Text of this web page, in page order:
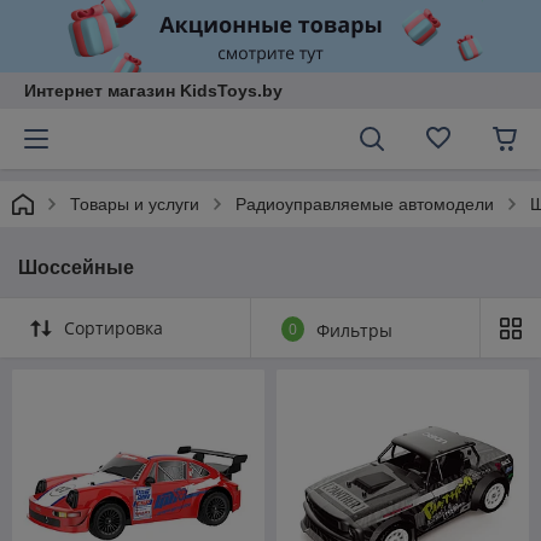
Интернет магазин KidsToys.by
Товары и услуги Радиоуправляемые автомодели
Шоссейные
Сортировка 0 Фильтры